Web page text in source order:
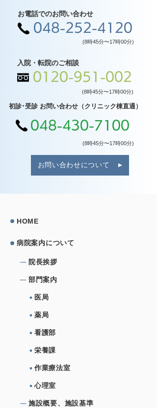
お電話でのお問い合わせ
048-252-4120
(8時45分〜17時00分)
入院・転院のご相談
0120-951-002
(8時45分〜17時00分)
初診･受診 お問い合わせ（クリニック棟直通）
048-430-7100
(8時45分〜17時00分)
お問い合わせについて
HOME
病院案内について
院⻑挨拶
部⾨案内
医局
薬局
看護部
栄養課
作業療法室
心理室
施設概要、施設基準